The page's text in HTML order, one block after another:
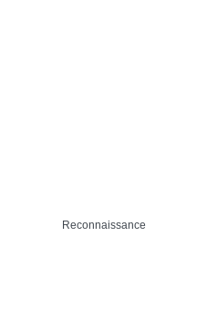
Reconnaissance